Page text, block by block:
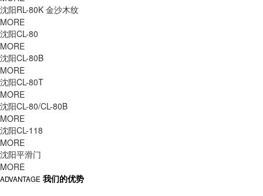
沈阳RL-80K 金沙木纹
MORE
沈阳CL-80
MORE
沈阳CL-80B
MORE
沈阳CL-80T
MORE
沈阳CL-80/CL-80B
MORE
沈阳CL-118
MORE
沈阳平滑门
MORE
ADVANTAGE 我们的优势